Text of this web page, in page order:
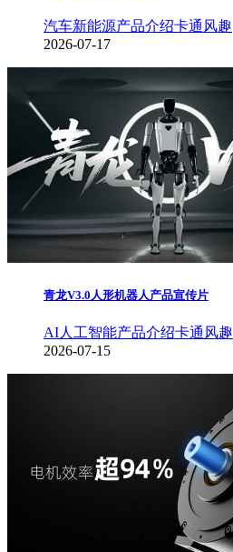
汽车新能源产品介绍卡通风趣
2026-07-17
青龙V3.0人形机器人产品宣传片
AI人工智能产品介绍卡通风趣
2026-07-15